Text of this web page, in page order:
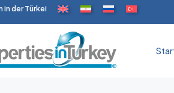
in der Türkei